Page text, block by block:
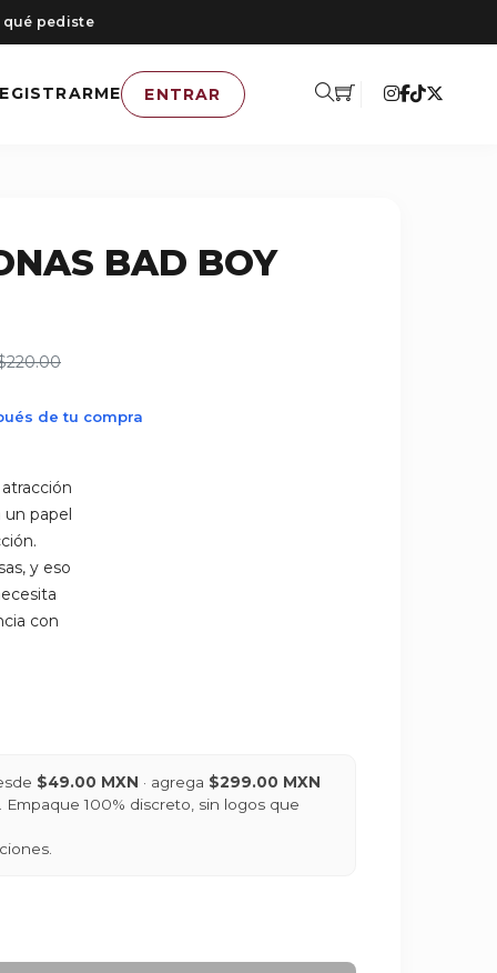
qué pediste
ENTRAR
BAD BOY
de tu compra
un papel
y eso
con
$49.00 MXN · agrega $299.00 MXN
Empaque 100% discreto, sin logos que